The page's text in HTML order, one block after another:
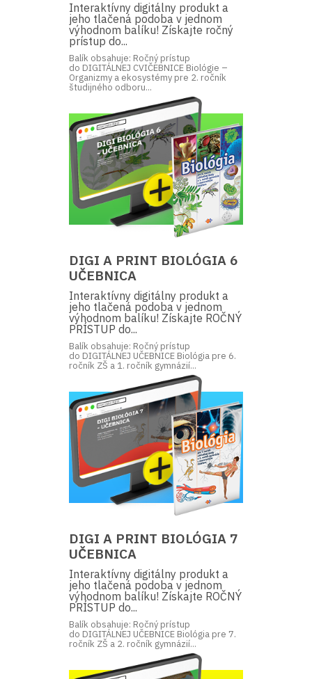
Interaktívny digitálny produkt a
jeho tlačená podoba v jednom
výhodnom balíku! Získajte ročný
prístup do...
Balík obsahuje: Ročný prístup
do DIGITÁLNEJ CVIČEBNICE Biológie –
Organizmy a ekosystémy pre 2. ročník
študijného odboru...
DIGI A PRINT BIOLÓGIA 6
UČEBNICA
Interaktívny digitálny produkt a
jeho tlačená podoba v jednom
výhodnom balíku! Získajte ROČNÝ
PRÍSTUP do...
Balík obsahuje: Ročný prístup
do DIGITÁLNEJ UČEBNICE Biológia pre 6.
ročník ZŠ a 1. ročník gymnázií...
DIGI A PRINT BIOLÓGIA 7
UČEBNICA
Interaktívny digitálny produkt a
jeho tlačená podoba v jednom
výhodnom balíku! Získajte ROČNÝ
PRÍSTUP do...
Balík obsahuje: Ročný prístup
do DIGITÁLNEJ UČEBNICE Biológia pre 7.
ročník ZŠ a 2. ročník gymnázií...